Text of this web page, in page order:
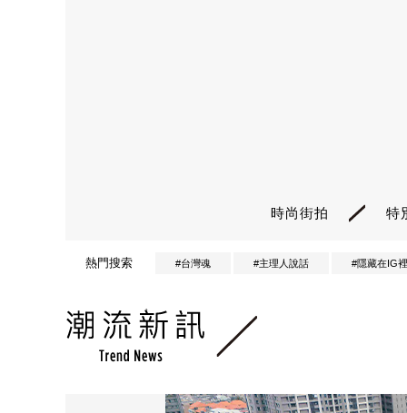
時尚街拍 特
熱門搜索 #台灣魂 #主理人說話 #隱藏在IG